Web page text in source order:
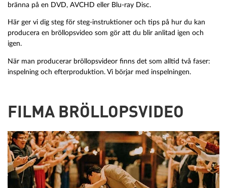
bränna på en DVD, AVCHD eller Blu-ray Disc.
Här ger vi dig steg för steg-instruktioner och tips på hur du kan
producera en bröllopsvideo som gör att du blir anlitad igen och
igen.
När man producerar bröllopsvideor finns det som alltid två faser:
inspelning och efterproduktion. Vi börjar med inspelningen.
FILMA BRÖLLOPSVIDEO